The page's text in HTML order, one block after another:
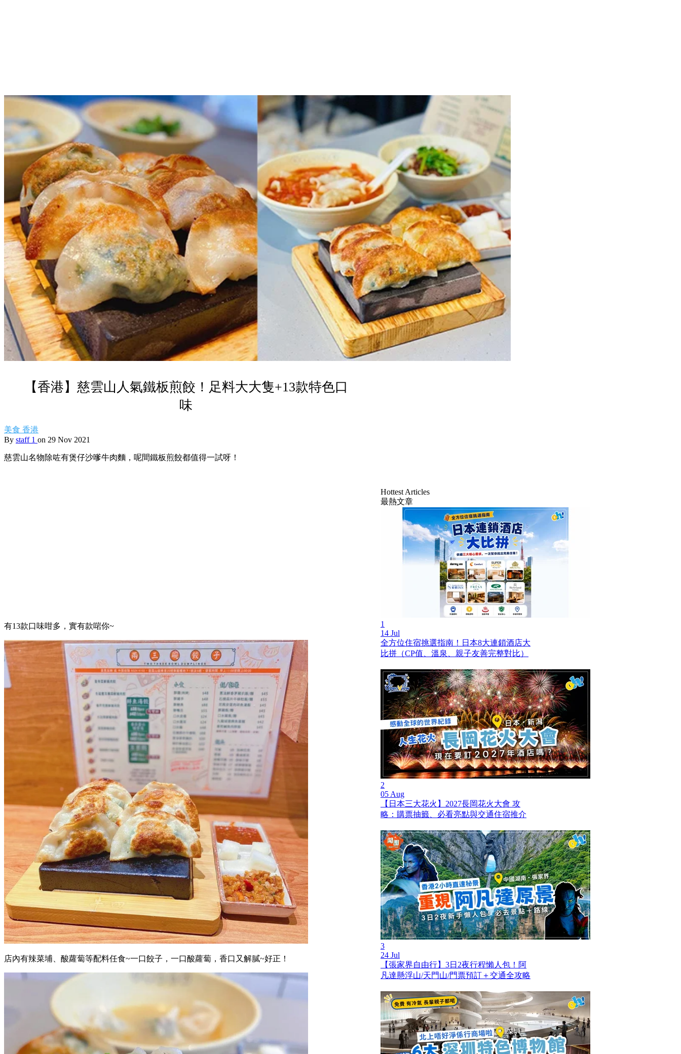
【香港】慈雲山人氣鐵板煎餃！足料大大隻+13款特色口
味
美食 香港
By staff 1 on 29 Nov 2021
慈雲山名物除咗有煲仔沙嗲牛肉麵，呢間鐵板煎餃都值得一試呀！
有13款口味咁多，實有款啱你~
店內有辣菜埔、酸蘿蔔等配料任食~一口餃子，一口酸蘿蔔，香口又解膩~好正！
Hottest Articles
最熱文章
1
14 Jul
全方位住宿挑選指南！日本8大連鎖酒店大
比拼（CP值、溫泉、親子友善完整對比）
2
05 Aug
【日本三大花火】2027長岡花火大會 攻
略：購票抽籤、必看亮點與交通住宿推介
3
24 Jul
【張家界自由行】3日2夜行程懶人包！阿
凡達懸浮山/天門山/門票預訂＋交通全攻略